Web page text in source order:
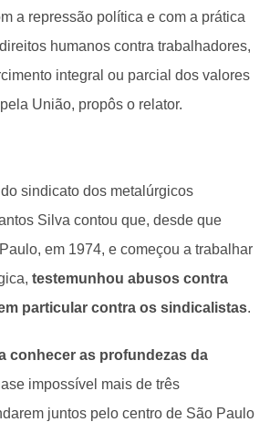
a repressão política e com a prática
humanos contra trabalhadores,
integral ou parcial dos valores
União, propôs o relator.
sindicato dos metalúrgicos
Silva contou que, desde que
em 1974, e começou a trabalhar
testemunhou abusos contra
particular contra os sindicalistas.
conhecer as profundezas da
impossível mais de três
juntos pelo centro de São Paulo